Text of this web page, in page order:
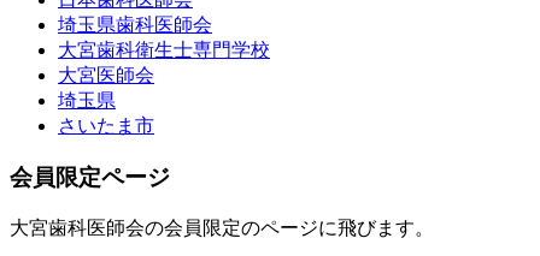
埼玉県歯科医師会
大宮歯科衛生士専門学校
大宮医師会
埼玉県
さいたま市
会員限定ページ
大宮歯科医師会の会員限定のページに飛びます。